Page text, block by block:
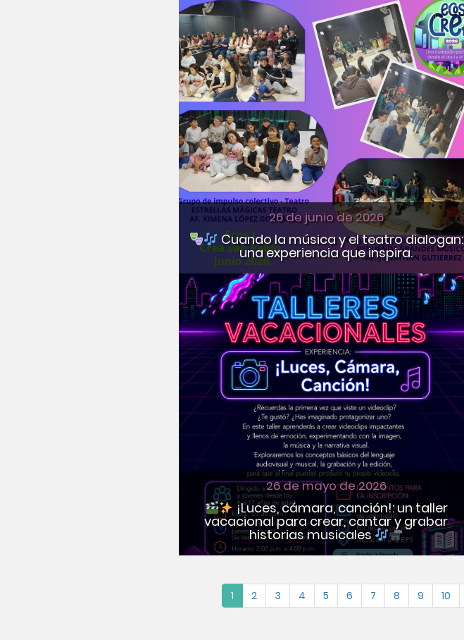
26 de junio de 2026
Cuando la música y el teatro dialogan:
una experiencia que inspira.
26 de mayo de 2026
¡Luces, cámara, canción!: un taller
vacacional para crear, cantar y grabar
historias musicales
1 2 3 4 5 6 7 8 9 10